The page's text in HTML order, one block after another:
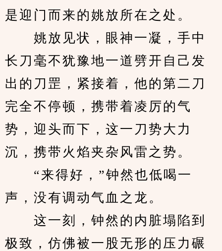
是迎门而来的姚放所在之处。
姚放见状，眼神一凝，手中
长刀毫不犹豫地一道劈开自己发
出的刀罡，紧接着，他的第二刀
完全不停顿，携带着凌厉的气
势，迎头而下，这一刀势大力
沉，携带火焰夹杂风雷之势。
“来得好，”钟然也低喝一
声，没有调动气血之龙。
这一刻，钟然的内脏塌陷到
极致，仿佛被一股无形的压力碾